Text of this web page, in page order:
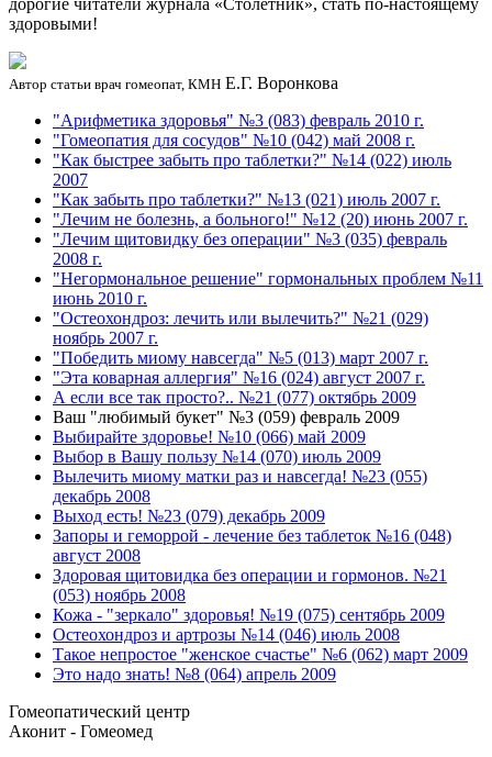
здоровыми!
Автор статьи врач гомеопат, КМН Е.Г. Воронкова
"Арифметика здоровья" №3 (083) февраль 2010 г.
"Гомеопатия для сосудов" №10 (042) май 2008 г.
"Как быстрее забыть про таблетки?" №14 (022) июль
2007
"Как забыть про таблетки?" №13 (021) июль 2007 г.
"Лечим не болезнь, а больного!" №12 (20) июнь 2007 г.
"Лечим щитовидку без операции" №3 (035) февраль
2008 г.
"Негормональное решение" гормональных проблем №11
июнь 2010 г.
"Остеохондроз: лечить или вылечить?" №21 (029)
ноябрь 2007 г.
"Победить миому навсегда" №5 (013) март 2007 г.
"Эта коварная аллергия" №16 (024) август 2007 г.
А если все так просто?.. №21 (077) октябрь 2009
Ваш "любимый букет" №3 (059) февраль 2009
Выбирайте здоровье! №10 (066) май 2009
Выбор в Вашу пользу №14 (070) июль 2009
Вылечить миому матки раз и навсегда! №23 (055)
декабрь 2008
Выход есть! №23 (079) декабрь 2009
Запоры и геморрой - лечение без таблеток №16 (048)
август 2008
Здоровая щитовидка без операции и гормонов. №21
(053) ноябрь 2008
Кожа - "зеркало" здоровья! №19 (075) сентябрь 2009
Остеохондроз и артрозы №14 (046) июль 2008
Такое непростое "женское счастье" №6 (062) март 2009
Это надо знать! №8 (064) апрель 2009
Гомеопатический центр
Аконит - Гомеомед